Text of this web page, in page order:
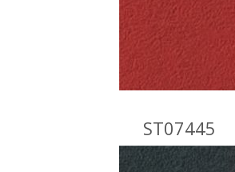
ST07445